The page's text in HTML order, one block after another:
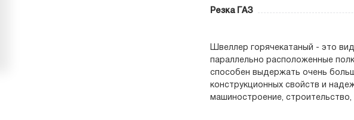
Резка ГАЗ
Швеллер горячекатаный - это
параллельно расположенные
способен выдержать очень
конструкционных свойств и
машиностроение,